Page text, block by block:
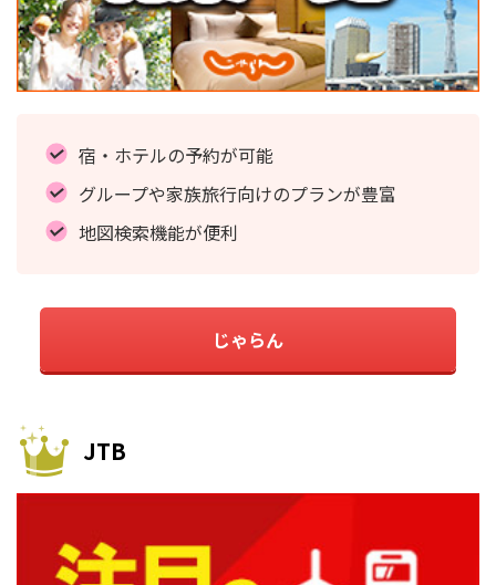
宿・ホテルの予約が可能
グループや家族旅行向けのプランが豊富
地図検索機能が便利
じゃらん
JTB